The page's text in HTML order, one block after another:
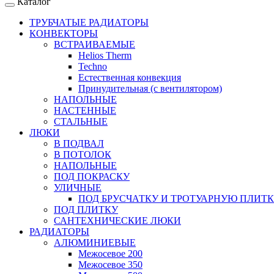
ТРУБЧАТЫЕ РАДИАТОРЫ
КОНВЕКТОРЫ
ВСТРАИВАЕМЫЕ
Helios Therm
Techno
Естественная конвекция
Принудительная (с вентилятором)
НАПОЛЬНЫЕ
НАСТЕННЫЕ
СТАЛЬНЫЕ
ЛЮКИ
В ПОДВАЛ
В ПОТОЛОК
НАПОЛЬНЫЕ
ПОД ПОКРАСКУ
УЛИЧНЫЕ
ПОД БРУСЧАТКУ И ТРОТУАРНУЮ
ПОД ПЛИТКУ
САНТЕХНИЧЕСКИЕ ЛЮКИ
РАДИАТОРЫ
АЛЮМИНИЕВЫЕ
Межосевое 200
Межосевое 350